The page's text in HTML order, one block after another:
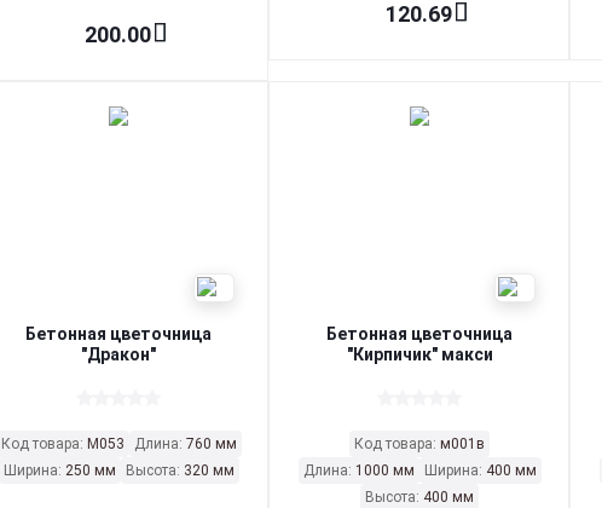
200.00
120.69
Бетонная цветочница
"Дракон"
Код товара: М053 Длина: 760 мм
Ширина: 250 мм Высота: 320 мм
Бетонная цветочница
"Кирпичик" макси
Код товара: м001в
Длина: 1000 мм Ширина: 400 мм
Высота: 400 мм